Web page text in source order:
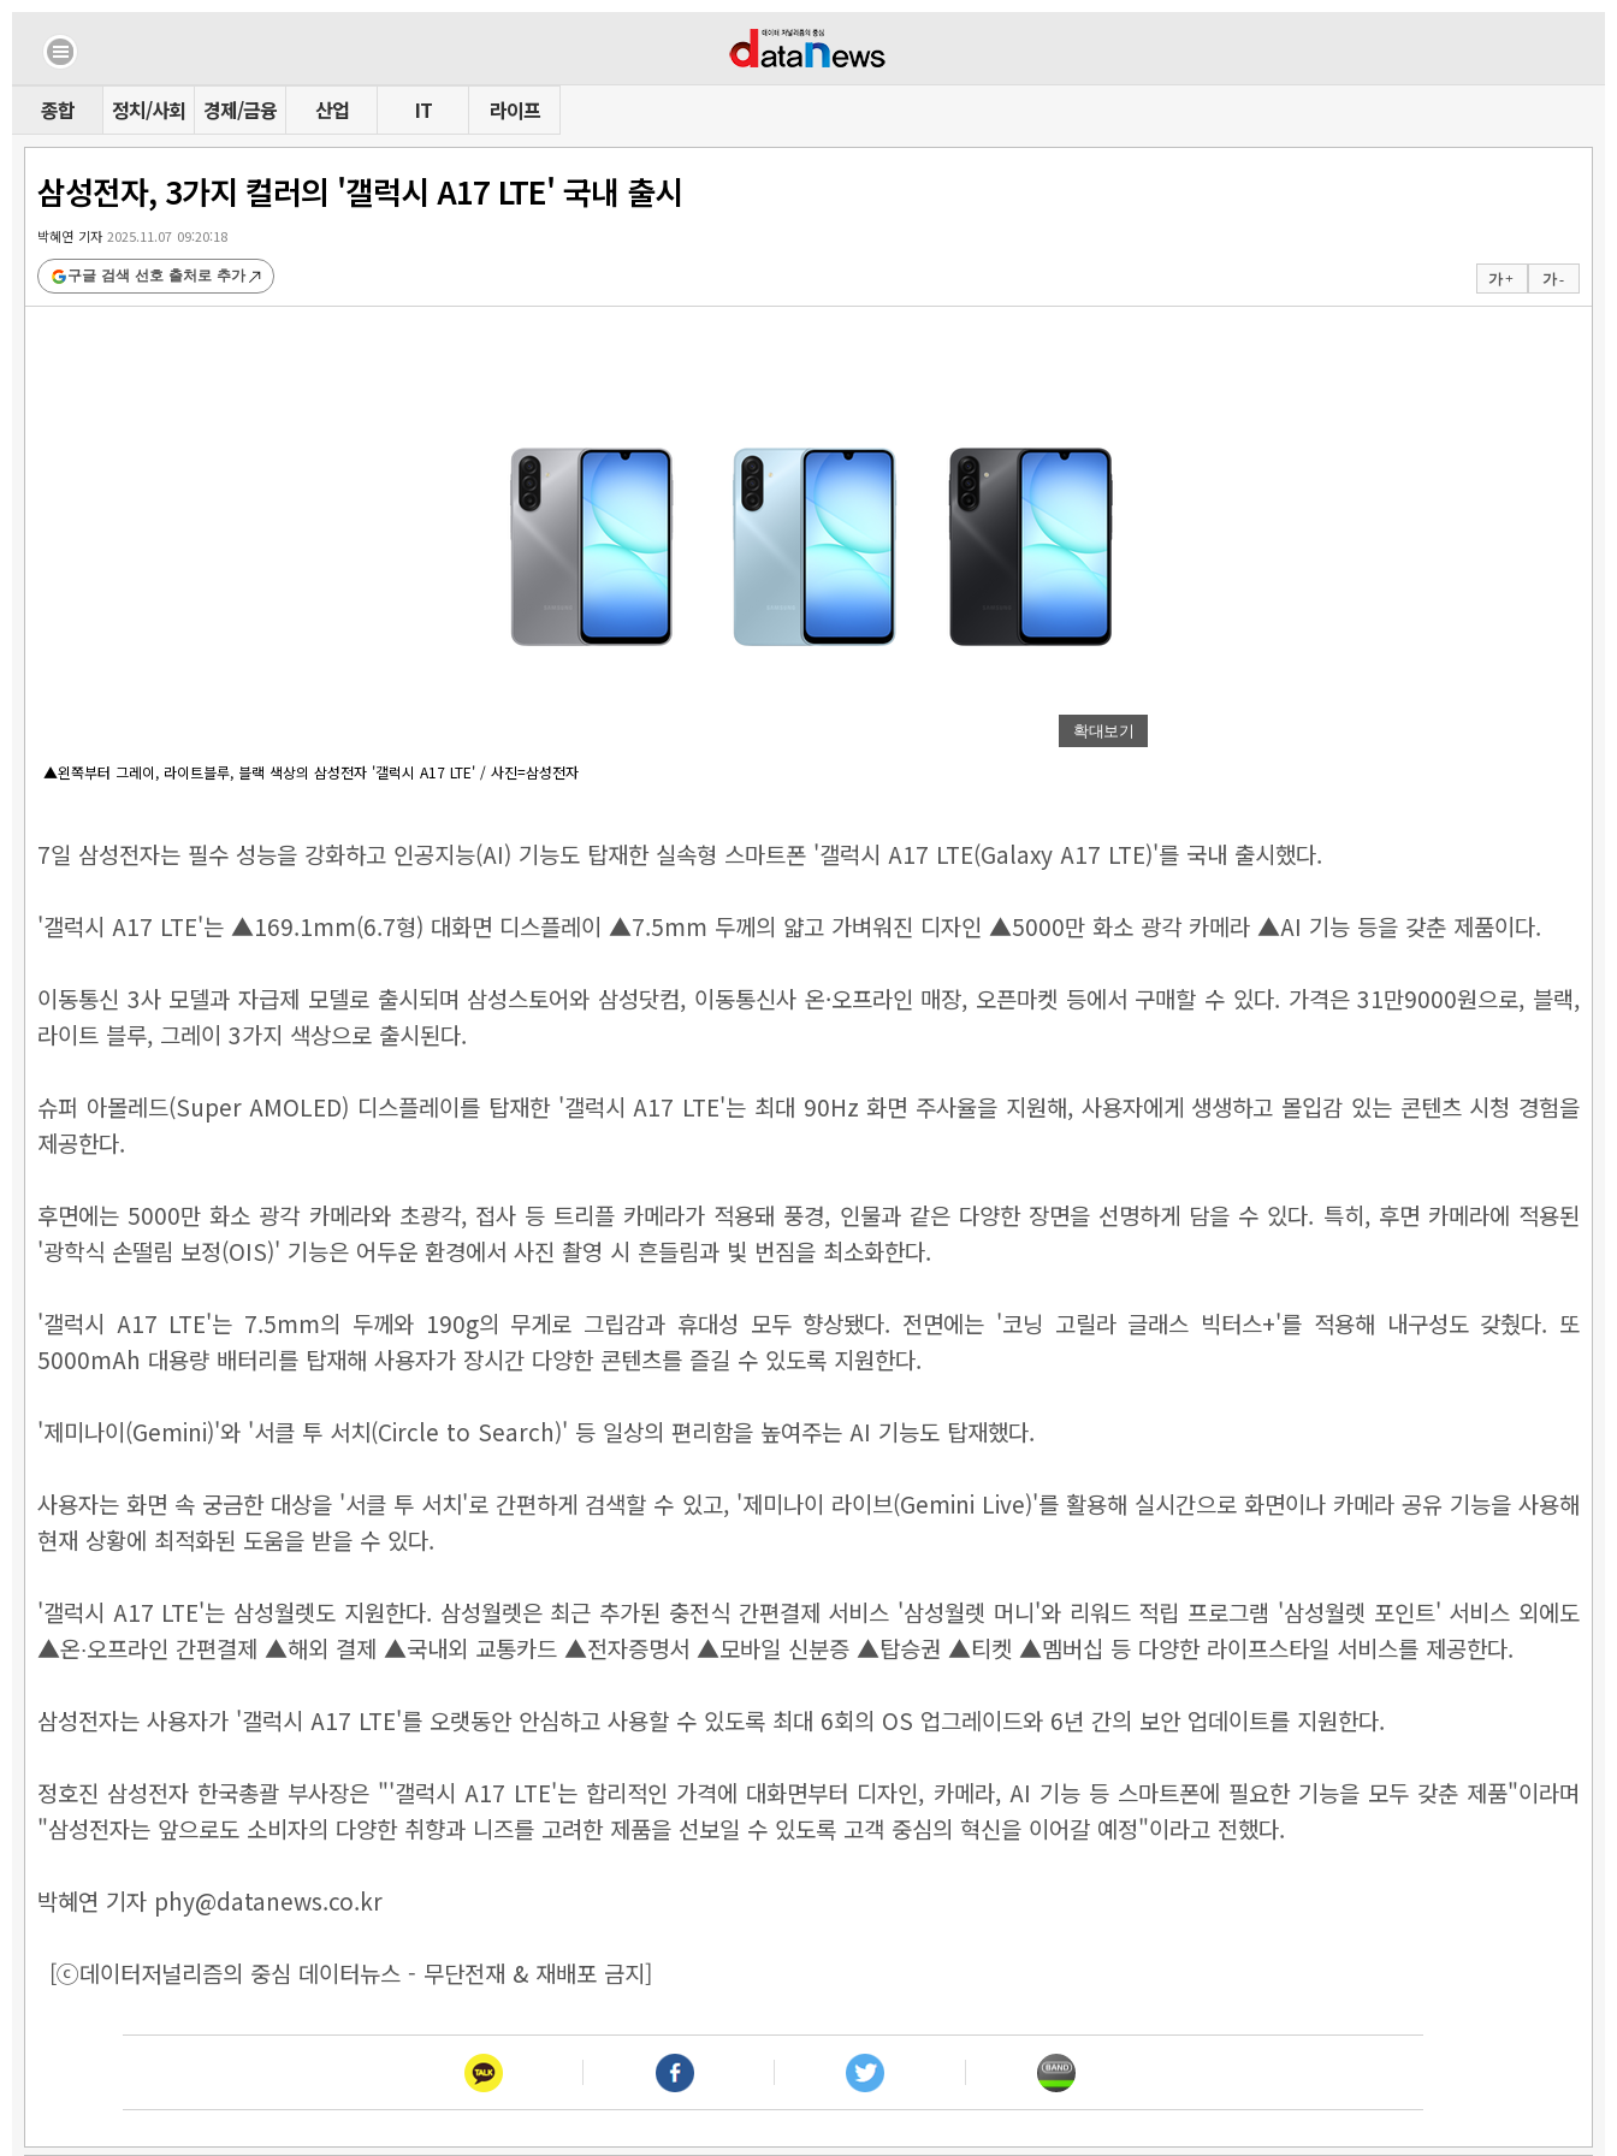
종합 정치/사회 경제/금융 산업 IT 라이프
삼성전자, 3가지 컬러의 '갤럭시 A17 LTE' 국내 출시
박혜연 기자2025.11.07 09:20:18
가 + 가 -
구글 검색 선호 출처로 추가
확대보기
▲왼쪽부터 그레이, 라이트블루, 블랙 색상의 삼성전자 '갤럭시 A17 LTE' / 사진=삼성전자
7일 삼성전자는 필수 성능을 강화하고 인공지능(AI) 기능도 탑재한 실속형 스마트폰 '갤럭시 A17 LTE(Galaxy A17 LTE)'를 국내 출시했다.
'갤럭시 A17 LTE'는 ▲169.1mm(6.7형) 대화면 디스플레이 ▲7.5mm 두께의 얇고 가벼워진 디자인 ▲5000만 화소 광각 카메라 ▲AI 기능 등을 갖춘 제품이다.
이동통신 3사 모델과 자급제 모델로 출시되며 삼성스토어와 삼성닷컴, 이동통신사 온·오프라인 매장, 오픈마켓 등에서 구매할 수 있다. 가격은 31만9000원으로, 블랙,
라이트 블루, 그레이 3가지 색상으로 출시된다.
슈퍼 아몰레드(Super AMOLED) 디스플레이를 탑재한 '갤럭시 A17 LTE'는 최대 90Hz 화면 주사율을 지원해, 사용자에게 생생하고 몰입감 있는 콘텐츠 시청 경험을
제공한다.
후면에는 5000만 화소 광각 카메라와 초광각, 접사 등 트리플 카메라가 적용돼 풍경, 인물과 같은 다양한 장면을 선명하게 담을 수 있다. 특히, 후면 카메라에 적용된
'광학식 손떨림 보정(OIS)' 기능은 어두운 환경에서 사진 촬영 시 흔들림과 빛 번짐을 최소화한다.
'갤럭시 A17 LTE'는 7.5mm의 두께와 190g의 무게로 그립감과 휴대성 모두 향상됐다. 전면에는 '코닝 고릴라 글래스 빅터스+'를 적용해 내구성도 갖췄다. 또
5000mAh 대용량 배터리를 탑재해 사용자가 장시간 다양한 콘텐츠를 즐길 수 있도록 지원한다.
'제미나이(Gemini)'와 '서클 투 서치(Circle to Search)' 등 일상의 편리함을 높여주는 AI 기능도 탑재했다.
사용자는 화면 속 궁금한 대상을 '서클 투 서치'로 간편하게 검색할 수 있고, '제미나이 라이브(Gemini Live)'를 활용해 실시간으로 화면이나 카메라 공유 기능을 사용해
현재 상황에 최적화된 도움을 받을 수 있다.
'갤럭시 A17 LTE'는 삼성월렛도 지원한다. 삼성월렛은 최근 추가된 충전식 간편결제 서비스 '삼성월렛 머니'와 리워드 적립 프로그램 '삼성월렛 포인트' 서비스 외에도
▲온∙오프라인 간편결제 ▲해외 결제 ▲국내외 교통카드 ▲전자증명서 ▲모바일 신분증 ▲탑승권 ▲티켓 ▲멤버십 등 다양한 라이프스타일 서비스를 제공한다.
삼성전자는 사용자가 '갤럭시 A17 LTE'를 오랫동안 안심하고 사용할 수 있도록 최대 6회의 OS 업그레이드와 6년 간의 보안 업데이트를 지원한다.
정호진 삼성전자 한국총괄 부사장은 "'갤럭시 A17 LTE'는 합리적인 가격에 대화면부터 디자인, 카메라, AI 기능 등 스마트폰에 필요한 기능을 모두 갖춘 제품"이라며
"삼성전자는 앞으로도 소비자의 다양한 취향과 니즈를 고려한 제품을 선보일 수 있도록 고객 중심의 혁신을 이어갈 예정"이라고 전했다.
박혜연 기자 phy@datanews.co.kr
[ⓒ데이터저널리즘의 중심 데이터뉴스 - 무단전재 & 재배포 금지]